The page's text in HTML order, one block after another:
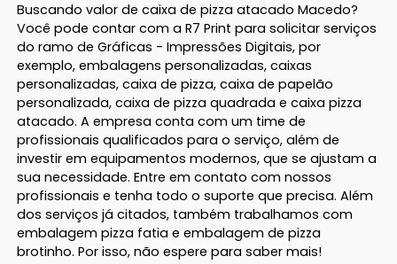
Buscando valor de caixa de pizza atacado Macedo?
Você pode contar com a R7 Print para solicitar serviços
do ramo de Gráficas - Impressões Digitais, por
exemplo, embalagens personalizadas, caixas
personalizadas, caixa de pizza, caixa de papelão
personalizada, caixa de pizza quadrada e caixa pizza
atacado. A empresa conta com um time de
profissionais qualificados para o serviço, além de
investir em equipamentos modernos, que se ajustam a
sua necessidade. Entre em contato com nossos
profissionais e tenha todo o suporte que precisa. Além
dos serviços já citados, também trabalhamos com
embalagem pizza fatia e embalagem de pizza
brotinho. Por isso, não espere para saber mais!